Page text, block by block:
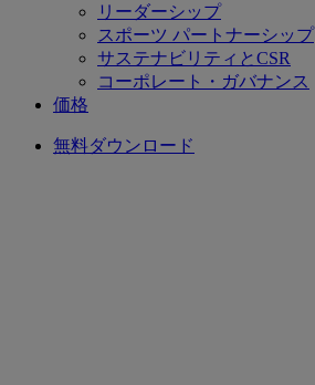
リーダーシップ
スポーツ パートナーシップ
サステナビリティとCSR
コーポレート・ガバナンス
価格
無料ダウンロード